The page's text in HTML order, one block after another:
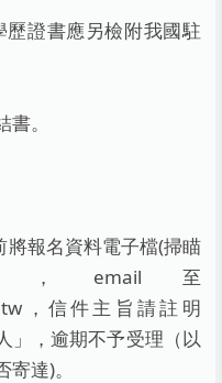
證書應另檢附我國駐
。
報名資料電子檔(掃瞄
email至
，信件主旨請註明
」，逾期不予受理（以
達)。